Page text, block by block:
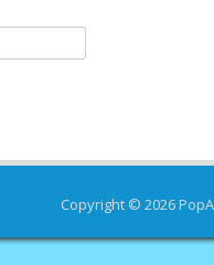
Copyright © 2026